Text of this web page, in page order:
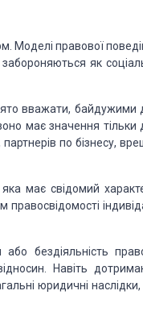
Моделі правової
забороняються як
вважати, байдужими
має значення тільки
партнерівпо бізнесу,
має свідомий ха
правосвідомості
бездіяльність пра
Навіть дотри
юридичні